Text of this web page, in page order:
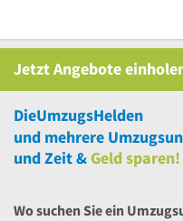
Jetzt Angebote
DieUmzugsHelden
und mehrere
und Zeit &Geld sparen!
Wo suchen Sie ein